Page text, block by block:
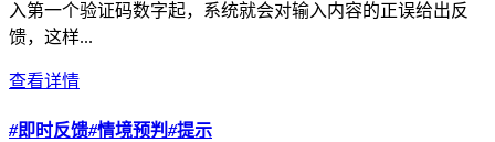
入第一个验证码数字起，系统就会对输入内容的正误给出反
馈，这样...
查看详情
#即时反馈#情境预判 #提示